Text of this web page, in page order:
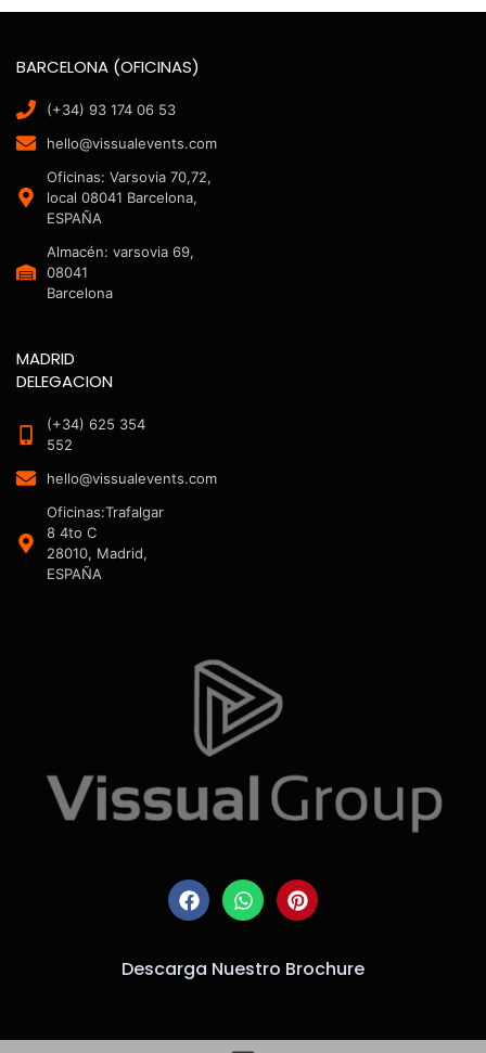
BARCELONA (OFICINAS)
(+34) 93 174 06 53
hello@vissualevents.com
Oficinas: Varsovia 70,72,
local 08041 Barcelona,
ESPAÑA
Almacén: varsovia 69,
08041
Barcelona
MADRID
DELEGACION
(+34) 625 354
552
hello@vissualevents.com
Oficinas:Trafalgar
8 4to C
28010, Madrid,
ESPAÑA
Descarga Nuestro Brochure